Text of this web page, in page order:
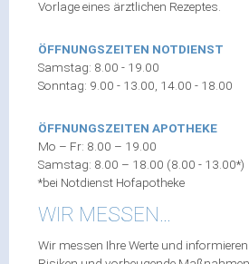
Vorlage eines ärztlichen Rezeptes.
ÖFFNUNGSZEITEN NOTDIENST
Samstag: 8.00 - 19.00
Sonntag: 9.00 - 13.00, 14.00 - 18.00
ÖFFNUNGSZEITEN APOTHEKE
Mo – Fr: 8.00 – 19.00
Samstag: 8.00 – 18.00 (8.00 - 13.00*)
*bei Notdienst Hofapotheke
WIR MESSEN…
Wir messen Ihre Werte und